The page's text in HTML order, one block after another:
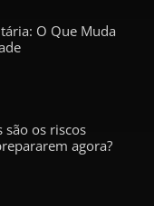
O Que Muda
os riscos
agora?